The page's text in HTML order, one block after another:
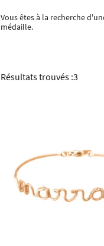
Vous êtes à la recherche
médaille.
Résultats trouvés :3